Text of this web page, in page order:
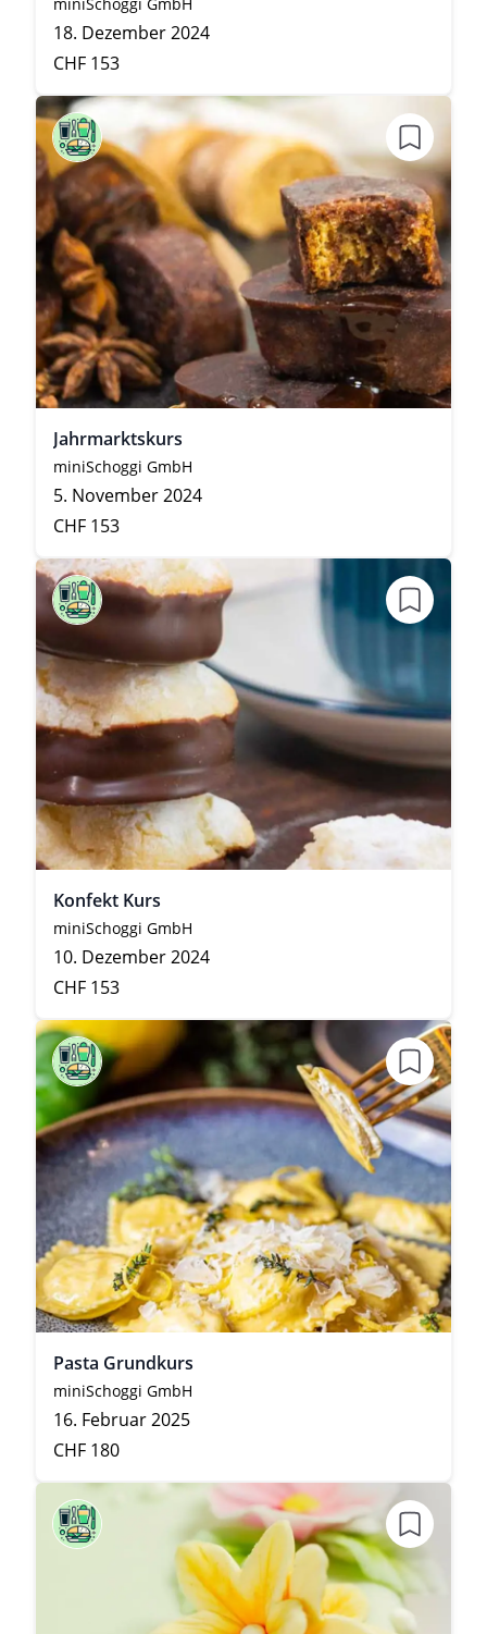
18. Dezember 2024
CHF 153
Jahrmarktskurs
miniSchoggi GmbH
5. November 2024
CHF 153
Konfekt Kurs
miniSchoggi GmbH
10. Dezember 2024
CHF 153
Pasta Grundkurs
miniSchoggi GmbH
16. Februar 2025
CHF 180